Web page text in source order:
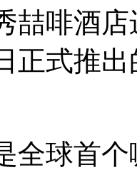
喆啡酒
正式推
全球首